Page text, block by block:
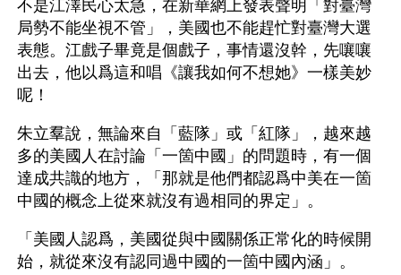
不是江澤民心太急，在新華網上發表聲明「對臺灣
局勢不能坐視不管」，美國也不能趕忙對臺灣大選
表態。江戲子畢竟是個戲子，事情還沒幹，先嚷嚷
出去，他以爲這和唱《讓我如何不想她》一樣美妙
呢！
朱立羣說，無論來自「藍隊」或「紅隊」，越來越
多的美國人在討論「一箇中國」的問題時，有一個
達成共識的地方，「那就是他們都認爲中美在一箇
中國的概念上從來就沒有過相同的界定」。
「美國人認爲，美國從與中國關係正常化的時候開
始，就從來沒有認同過中國的一箇中國內涵」。